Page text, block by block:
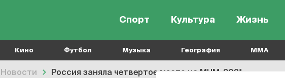
Спорт Культура Жизнь
Кино Футбол Музыка География MMA
Новости Россия заняла четвертое место на МЧМ-2021